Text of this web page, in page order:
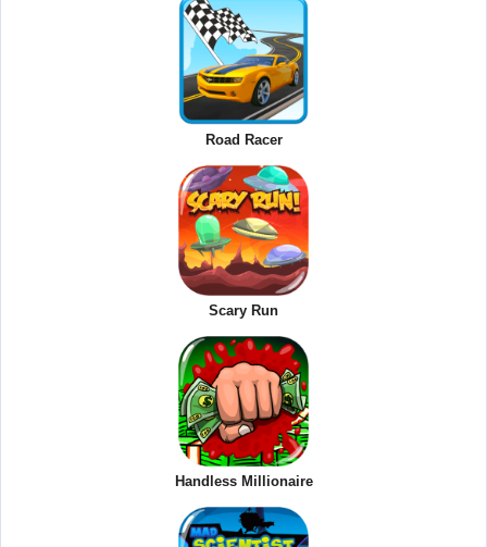
Road Racer
Scary Run
Handless Millionaire